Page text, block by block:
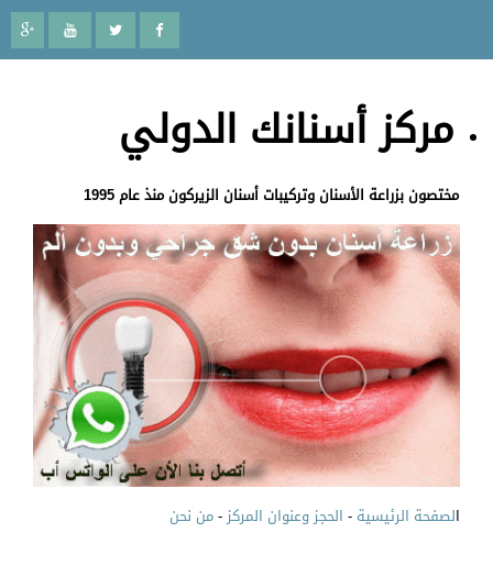
مركز أسنانك الدولي
مختصون بزراعة الأسنان وتركيبات أسنان الزيركون منذ عام 1995
لصفحة الرئيسية-الحجز وعنوان المركز-من نحن